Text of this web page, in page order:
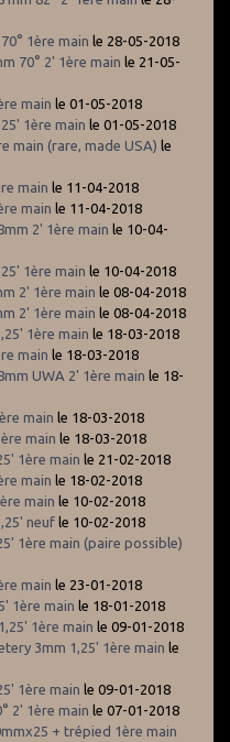
1ère main le 28-05-2018
70° 2' 1ère main le 21-05-
main le 01-05-2018
1ère main le 01-05-2018
main (rare, made USA) le
main le 11-04-2018
main le 11-04-2018
2' 1ère main le 10-04-
1ère main le 10-04-2018
2' 1ère main le 08-04-2018
2' 1ère main le 08-04-2018
1ère main le 18-03-2018
main le 18-03-2018
UWA 2' 1ère main le 18-
main le 18-03-2018
main le 18-03-2018
1ère main le 21-02-2018
main le 18-02-2018
main le 10-02-2018
neuf le 10-02-2018
1ère main (paire possible)
main le 23-01-2018
1ère main le 18-01-2018
1ère main le 09-01-2018
3mm 1,25' 1ère main le
1ère main le 09-01-2018
2' 1ère main le 07-01-2018
+ trépied 1ère main